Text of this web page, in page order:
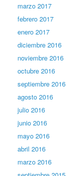
marzo 2017
febrero 2017
enero 2017
diciembre 2016
noviembre 2016
octubre 2016
septiembre 2016
agosto 2016
julio 2016
junio 2016
mayo 2016
abril 2016
marzo 2016